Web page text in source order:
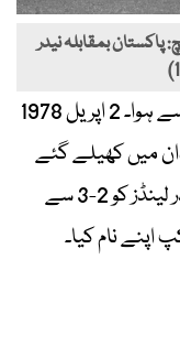
1978 کے فائنل میچ: پاکستان بمقابلہ نیدر
فائنل میں پاکستان کا مقابلہ نیدر لینڈز سے ہوا۔ 2 اپریل 1978
میں کھیلے گئے
سنسنی خیز مقابلے میں پاکستان نے نیدر لینڈز کو 2-3 سے
نام کیا۔